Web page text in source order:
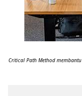
Critical Path Method